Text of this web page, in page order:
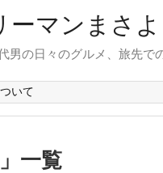
ーマンまさ
男の日々のグルメ、旅先で
いて
」 一覧